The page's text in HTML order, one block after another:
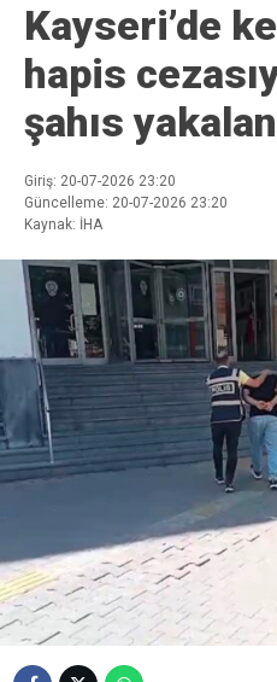
Kayseri’de
hapis
şahıs
Giriş: 20-07-2026 23:20
Güncelleme: 20-07-2026 23:20
Kaynak: İHA